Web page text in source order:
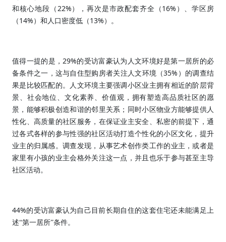
和核心地段（ 22% ），再次是市政配套齐全（ 16% ）、学区房
（ 14% ）和人口密度低（ 13% ）。
值得一提的是，29%的受访富豪认为人文环境好是第一居所的必
备条件之一，这与自住型购房者关注人文环境（35% ）的调查结
果是比较匹配的。人文环境主要强调小区业主拥有相近的阶层背
景、社会地位、文化素养、价值观，拥有塑造高品质社区的愿
景，能够积极创造和谐的邻里关系；同时小区物业方能够提供人
性化、高质量的社区服务，在保证业主安全、私密的前提下，通
过各式各样的参与性强的社区活动打造个性化的小区文化，提升
业主的归属感。调查发现，从事艺术创作类工作的业主，或者是
家里有小孩的业主会格外关注这一点，并且也乐于参与甚至主导
社区活动。
44%的受访富豪认为自己目前长期自住的这套住宅还未能满足上
述“第一居所”条件。